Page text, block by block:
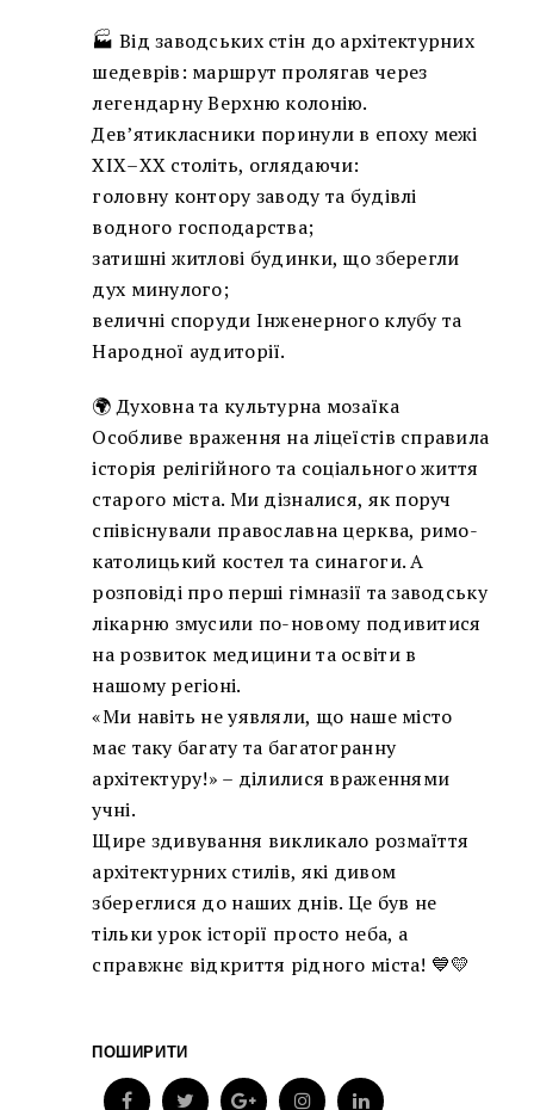
🏭 Від заводських стін до архітектурних
шедеврів: маршрут пролягав через
легендарну Верхню колонію.
Дев’ятикласники поринули в епоху межі
ХІХ–ХХ століть, оглядаючи:
головну контору заводу та будівлі
водного господарства;
затишні житлові будинки, що зберегли
дух минулого;
величні споруди Інженерного клубу та
Народної аудиторії.
🌍 Духовна та культурна мозаїка
Особливе враження на ліцеїстів справила
історія релігійного та соціального життя
старого міста. Ми дізналися, як поруч
співіснували православна церква, римо-
католицький костел та синагоги. А
розповіді про перші гімназії та заводську
лікарню змусили по-новому подивитися
на розвиток медицини та освіти в
нашому регіоні.
«Ми навіть не уявляли, що наше місто
має таку багату та багатогранну
архітектуру!» – ділилися враженнями
учні.
Щире здивування викликало розмаїття
архітектурних стилів, які дивом
збереглися до наших днів. Це був не
тільки урок історії просто неба, а
справжнє відкриття рідного міста! 💙💛
ПОШИРИТИ